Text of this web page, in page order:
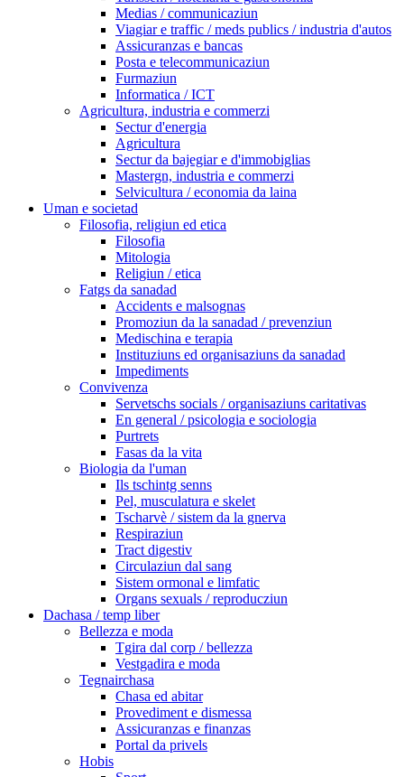
Medias / communicaziun
Viagiar e traffic / meds publics / industria d'autos
Assicuranzas e bancas
Posta e telecommunicaziun
Furmaziun
Informatica / ICT
Agricultura, industria e commerzi
Sectur d'energia
Agricultura
Sectur da bajegiar e d'immobiglias
Mastergn, industria e commerzi
Selvicultura / economia da laina
Uman e societad
Filosofia, religiun ed etica
Filosofia
Mitologia
Religiun / etica
Fatgs da sanadad
Accidents e malsognas
Promoziun da la sanadad / prevenziun
Medischina e terapia
Instituziuns ed organisaziuns da sanadad
Impediments
Convivenza
Servetschs socials / organisaziuns caritativas
En general / psicologia e sociologia
Purtrets
Fasas da la vita
Biologia da l'uman
Ils tschintg senns
Pel, musculatura e skelet
Tscharvè / sistem da la gnerva
Respiraziun
Tract digestiv
Circulaziun dal sang
Sistem ormonal e limfatic
Organs sexuals / reproducziun
Dachasa / temp liber
Bellezza e moda
Tgira dal corp / bellezza
Vestgadira e moda
Tegnairchasa
Chasa ed abitar
Provediment e dismessa
Assicuranzas e finanzas
Portal da privels
Hobis